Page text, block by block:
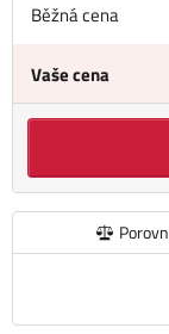
Běžná cena
Vaše cena